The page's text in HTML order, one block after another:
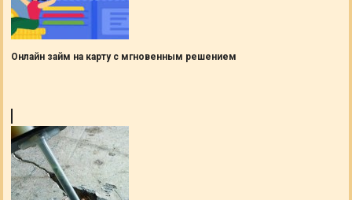
Онлайн займ на карту с мгновенным решением